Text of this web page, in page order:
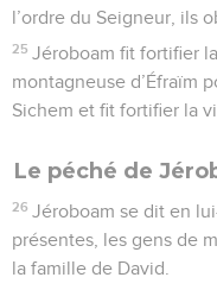
l’ordre du Seigneur, ils
25 Jéroboam fit fortifier
montagneuse d’Éfraïm
Sichem et fit fortifier la
Le péché de
26 Jéroboam se dit en
présentes, les gens de
la famille de David.